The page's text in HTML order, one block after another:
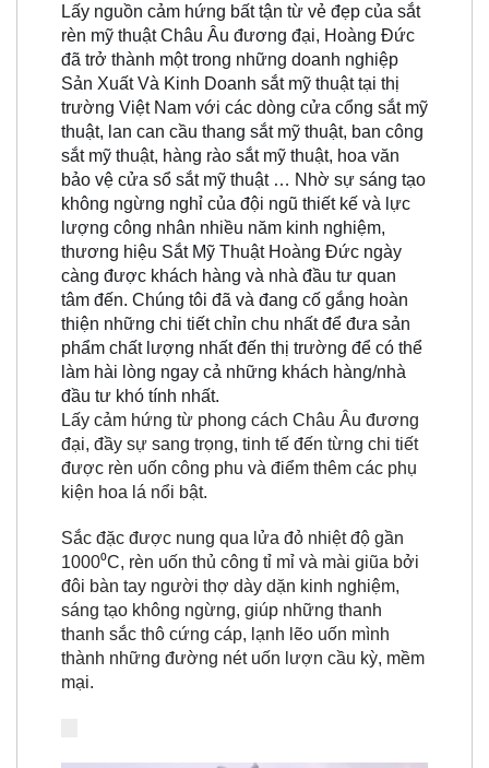
Lấy nguồn cảm hứng bất tận từ vẻ đẹp của sắt
rèn mỹ thuật Châu Âu đương đại, Hoàng Đức
đã trở thành một trong những doanh nghiệp
Sản Xuất Và Kinh Doanh sắt mỹ thuật tại thị
trường Việt Nam với các dòng cửa cổng sắt mỹ
thuật, lan can cầu thang sắt mỹ thuật, ban công
sắt mỹ thuật, hàng rào sắt mỹ thuật, hoa văn
bảo vệ cửa sổ sắt mỹ thuật … Nhờ sự sáng tạo
không ngừng nghỉ của đội ngũ thiết kế và lực
lượng công nhân nhiều năm kinh nghiệm,
thương hiệu Sắt Mỹ Thuật Hoàng Đức ngày
càng được khách hàng và nhà đầu tư quan
tâm đến. Chúng tôi đã và đang cố gắng hoàn
thiện những chi tiết chỉn chu nhất để đưa sản
phẩm chất lượng nhất đến thị trường để có thể
làm hài lòng ngay cả những khách hàng/nhà
đầu tư khó tính nhất.
Lấy cảm hứng từ phong cách Châu Âu đương
đại, đầy sự sang trọng, tinh tế đến từng chi tiết
được rèn uốn công phu và điểm thêm các phụ
kiện hoa lá nổi bật.
Sắc đặc được nung qua lửa đỏ nhiệt độ gần
1000⁰C, rèn uốn thủ công tỉ mỉ và mài giũa bởi
đôi bàn tay người thợ dày dặn kinh nghiệm,
sáng tạo không ngừng, giúp những thanh
thanh sắc thô cứng cáp, lạnh lẽo uốn mình
thành những đường nét uốn lượn cầu kỳ, mềm
mại.